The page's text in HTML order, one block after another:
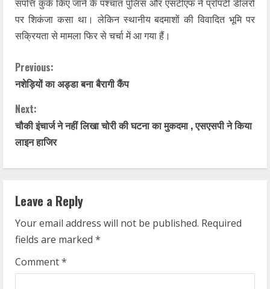
संपत्ति कुर्क किए जाने के पश्चात पुलिस और एसटीएफ ने प्रॉपर्टी डीलरों
पर शिकंजा कसा था। लेकिन स्थानीय बदमाशों की विवादित भूमि पर
सक्रियता से मामला फिर से चर्चा में आ गया हैं।
C
o
n
t
i
n
u
e
R
Previous:
नशेड़ियों का अड्डा बना बैरागी कैंप
Next:
चौकी इंचार्ज ने नहीं लिखा चोरी की घटना का मुकदमा , एसएसपी ने किया
लाइन हाजिर
Leave a Reply
Your email address will not be published. Required
fields are marked *
Comment*